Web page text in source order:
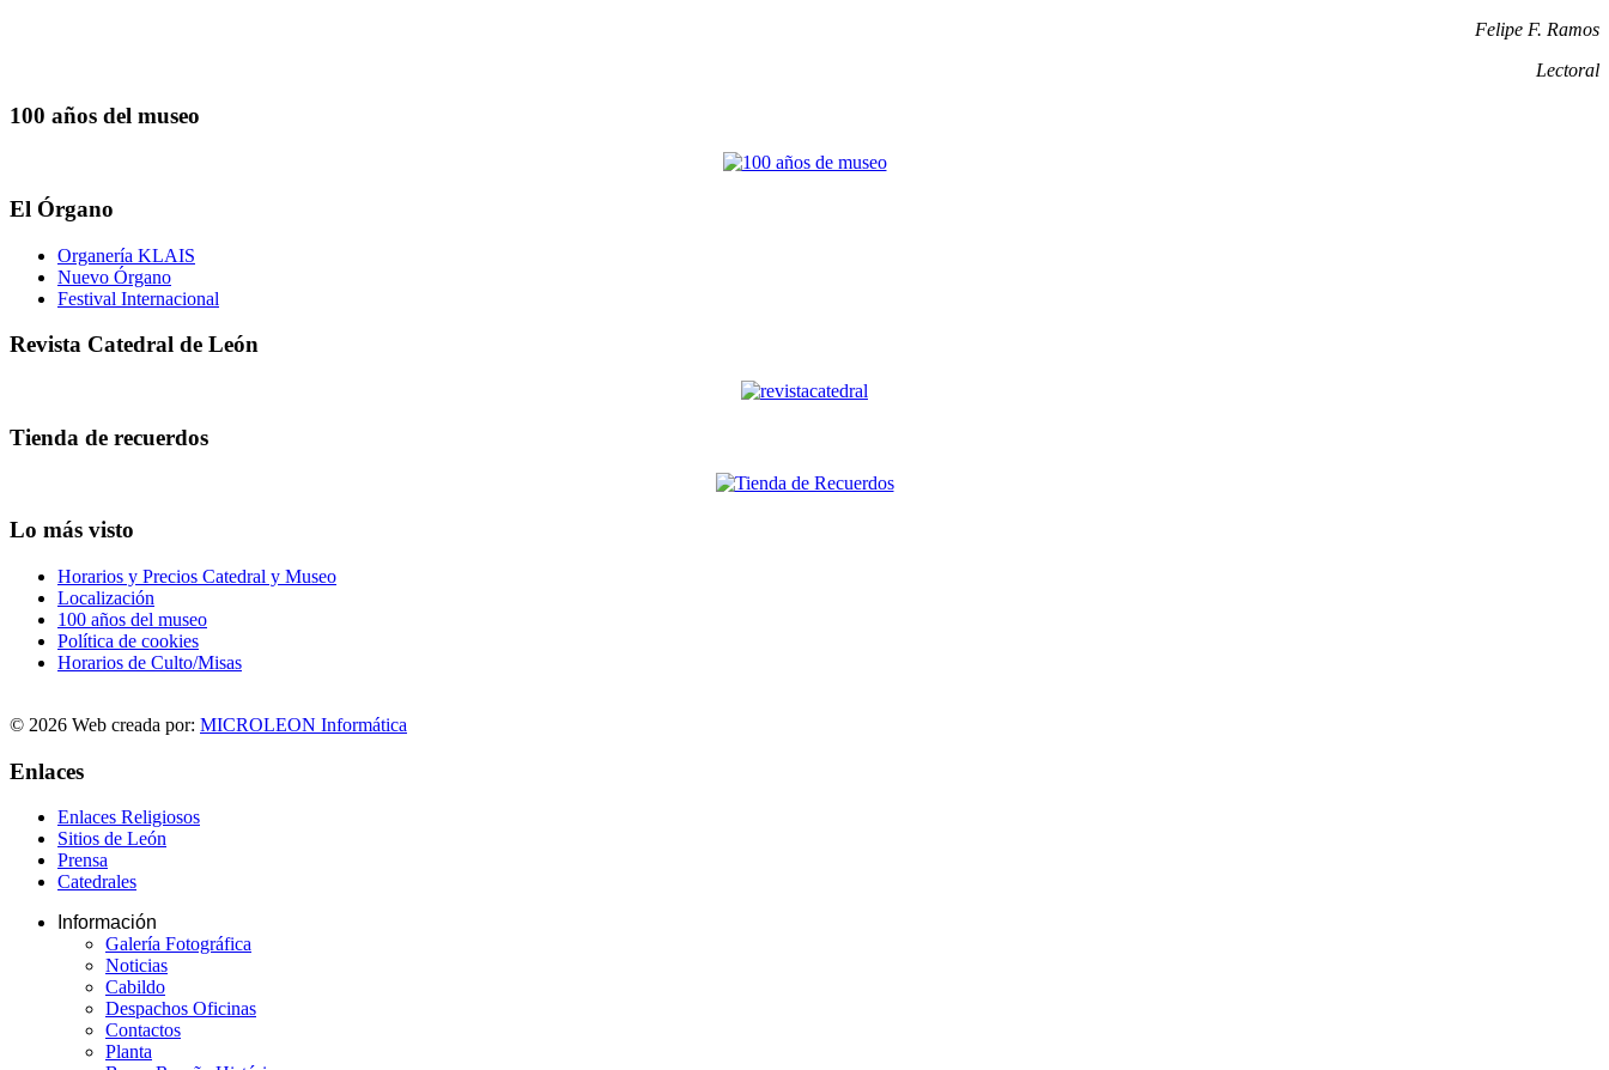
Felipe F. Ramos
Lectoral
100 años del museo
El Órgano
Organería KLAIS
Nuevo Órgano
Festival Internacional
Revista Catedral de León
Tienda de recuerdos
Lo más visto
Horarios y Precios Catedral y Museo
Localización
100 años del museo
Política de cookies
Horarios de Culto/Misas
© 2026 Web creada por: MICROLEON Informática
Enlaces
Enlaces Religiosos
Sitios de León
Prensa
Catedrales
Información
Galería Fotográfica
Noticias
Cabildo
Despachos Oficinas
Contactos
Planta